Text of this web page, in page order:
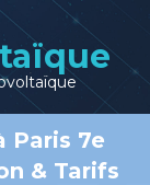
Paris 7e
& Tarifs